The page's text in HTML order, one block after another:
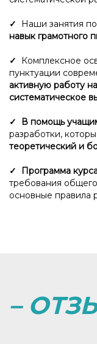
✓ Наши занятия
навык грамотного
✓
Комплексное
пунктуации
активную работу
систематическое
✓ В помощь
разработки,
теоретический и
✓ Программа
требования
основные правила
–